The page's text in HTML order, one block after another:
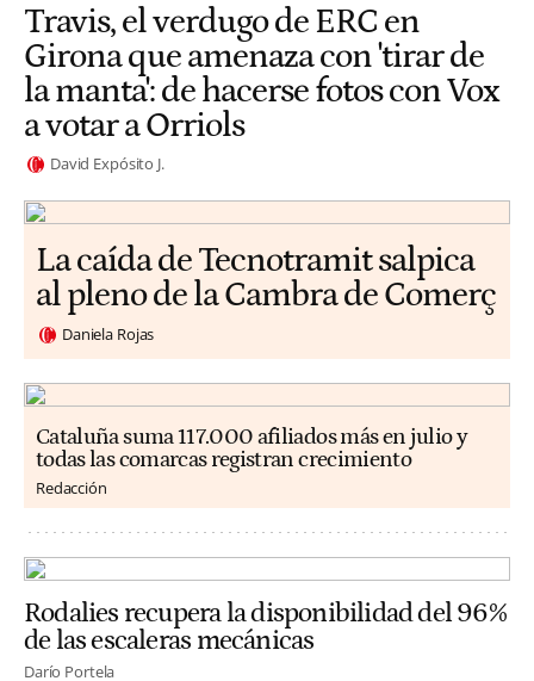
Travis, el verdugo de ERC en
Girona que amenaza con 'tirar de
la manta': de hacerse fotos con Vox
a votar a Orriols
David Expósito J.
La caída de Tecnotramit salpica
al pleno de la Cambra de Comerç
Daniela Rojas
Cataluña suma 117.000 afiliados más en julio y
todas las comarcas registran crecimiento
Redacción
Rodalies recupera la disponibilidad del 96%
de las escaleras mecánicas
Darío Portela